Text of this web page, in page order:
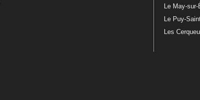
Le May-sur-
Le Puy-
Les